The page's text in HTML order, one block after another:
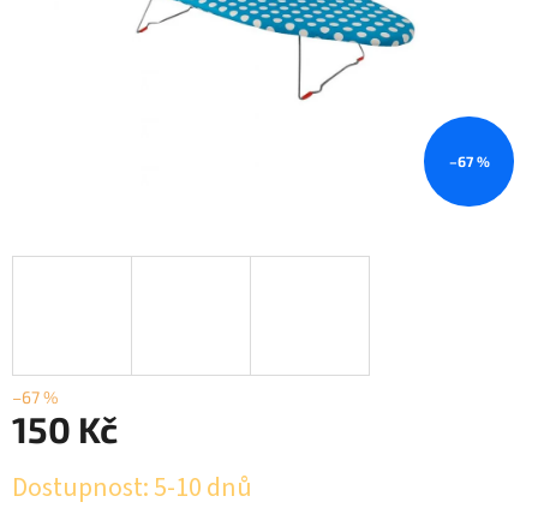
–67 %
–67 %
150 Kč
cena:
Dostupnost: 5-10 dnů